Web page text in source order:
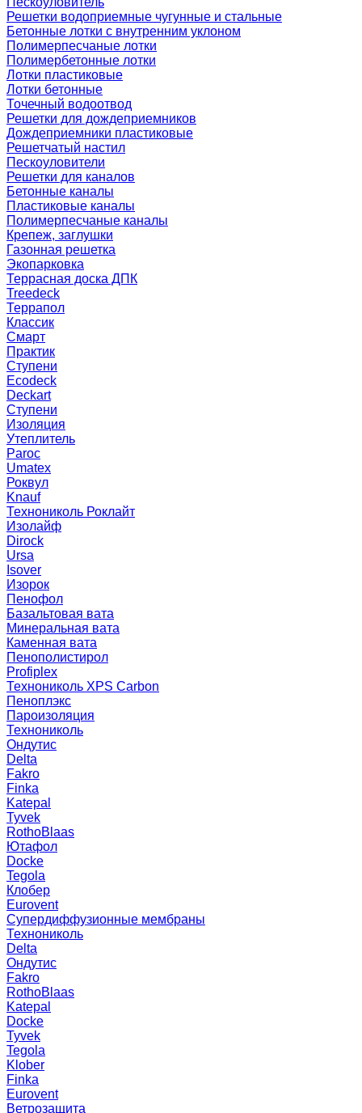
Решетки водоприемные чугунные и стальные
Бетонные лотки с внутренним уклоном
Полимерпесчаные лотки
Полимербетонные лотки
Лотки пластиковые
Лотки бетонные
Точечный водоотвод
Решетки для дождеприемников
Дождеприемники пластиковые
Решетчатый настил
Пескоуловители
Решетки для каналов
Бетонные каналы
Пластиковые каналы
Полимерпесчаные каналы
Крепеж, заглушки
Газонная решетка
Экопарковка
Террасная доска ДПК
Treedeck
Террапол
Классик
Смарт
Практик
Ступени
Ecodeck
Deckart
Ступени
Изоляция
Утеплитель
Paroc
Umatex
Роквул
Knauf
Технониколь Роклайт
Изолайф
Dirock
Ursa
Isover
Изорок
Пенофол
Базальтовая вата
Минеральная вата
Каменная вата
Пенополистирол
Profiplex
Технониколь XPS Carbon
Пеноплэкс
Пароизоляция
Технониколь
Ондутис
Delta
Fakro
Finka
Katepal
Tyvek
RothoBlaas
Ютафол
Docke
Tegola
Клобер
Eurovent
Супердиффузионные мембраны
Технониколь
Delta
Ондутис
Fakro
RothoBlaas
Katepal
Docke
Tyvek
Tegola
Klober
Finka
Eurovent
Ветрозащита